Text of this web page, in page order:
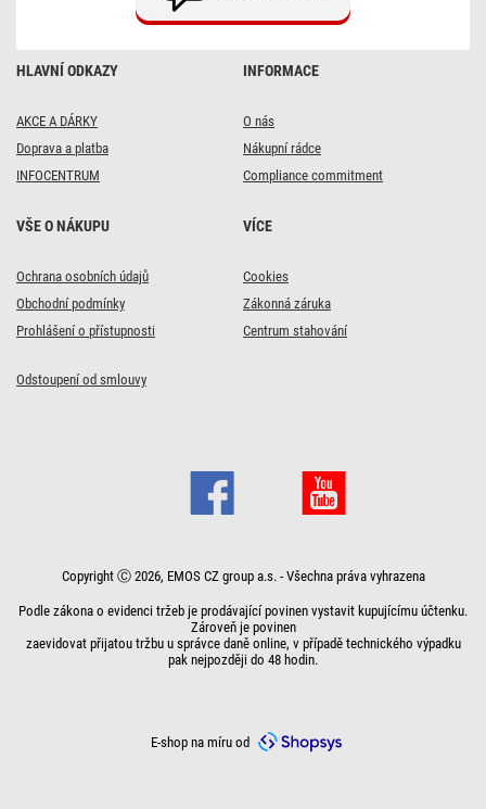
HLAVNÍ ODKAZY
AKCE A DÁRKY
Doprava a platba
INFOCENTRUM
INFORMACE
O nás
Nákupní rádce
Compliance commitment
VŠE O NÁKUPU
Ochrana osobních údajů
Obchodní podmínky
Prohlášení o přístupnosti
VÍCE
Cookies
Zákonná záruka
Centrum stahování
Odstoupení od smlouvy
Copyright Ⓒ 2026, EMOS CZ group a.s. - Všechna práva vyhrazena
Podle zákona o evidenci tržeb je prodávající povinen vystavit kupujícímu účtenku.
Zároveň je povinen
zaevidovat přijatou tržbu u správce daně online, v případě technického výpadku
pak nejpozději do 48 hodin.
E-shop na míru od